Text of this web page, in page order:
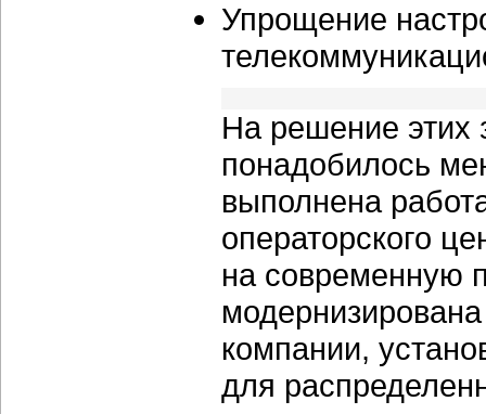
Упрощение
На решение этих
понадобилось
выполнена
операторского
на современную
компании,
для